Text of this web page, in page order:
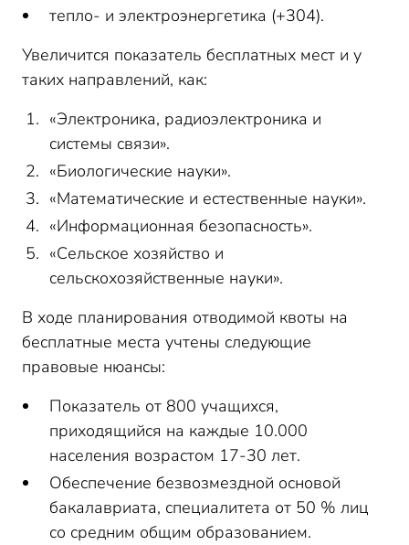
тепло- и электроэнергетика (+304).
Увеличится показатель бесплатных мест и у
таких направлений, как:
«Электроника, радиоэлектроника и
системы связи».
«Биологические науки».
«Математические и естественные науки».
«Информационная безопасность».
«Сельское хозяйство и
сельскохозяйственные науки».
В ходе планирования отводимой квоты на
бесплатные места учтены следующие
правовые нюансы:
Показатель от 800 учащихся,
приходящийся на каждые 10.000
населения возрастом 17-30 лет.
Обеспечение безвозмездной основой
бакалавриата, специалитета от 50 % лиц
со средним общим образованием.